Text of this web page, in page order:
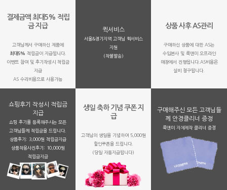
결제금액 최대5% 적립
금 지급
고객님께서 구매하신 제품에
최대5% 적립금이 지급됩니다.
이벤트 참여 및 후기작성시 적립금
지급
AS 수리비용으로 사용가능
퀵서비스
서울&경기지역 고객님 퀵서비스
지원
(착불발송)
상품 사후 AS관리
구매하신 상품에 대한 AS는
수입본사 및 룩앤미 오프라인
매장에서 진행됩니다.AS비용은
실비 청구됩니다.
쇼핑후기 작성시 적립금
지급
쇼핑 후기를 등록해주시는 모든
고객님들께 적립금을 드립니다.
상품후기: 3,000원 적립금지급
상품착용사진후기: 10,000원
적립금지금
생일 축하 기념 쿠폰 지
급
고객님의 생일을 기념하여 5,000원
할인쿠폰을 드립니다.
(당일 자동지급됩니다)
구매해주신 모든 고객님들
께 안경클리너 증정
룩앤미 자체제작 클리너 증정